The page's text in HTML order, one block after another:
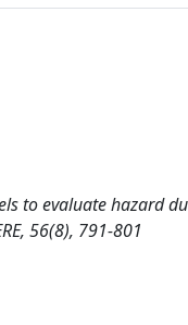
to evaluate hazard
56(8), 791-801